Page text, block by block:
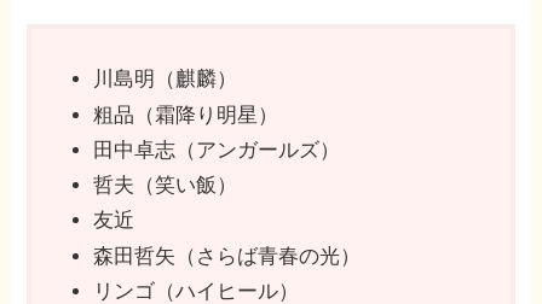
川島明（麒麟）
粗品（霜降り明星）
田中卓志（アンガールズ）
哲夫（笑い飯）
友近
森田哲矢（さらば青春の光）
リンゴ（ハイヒール）